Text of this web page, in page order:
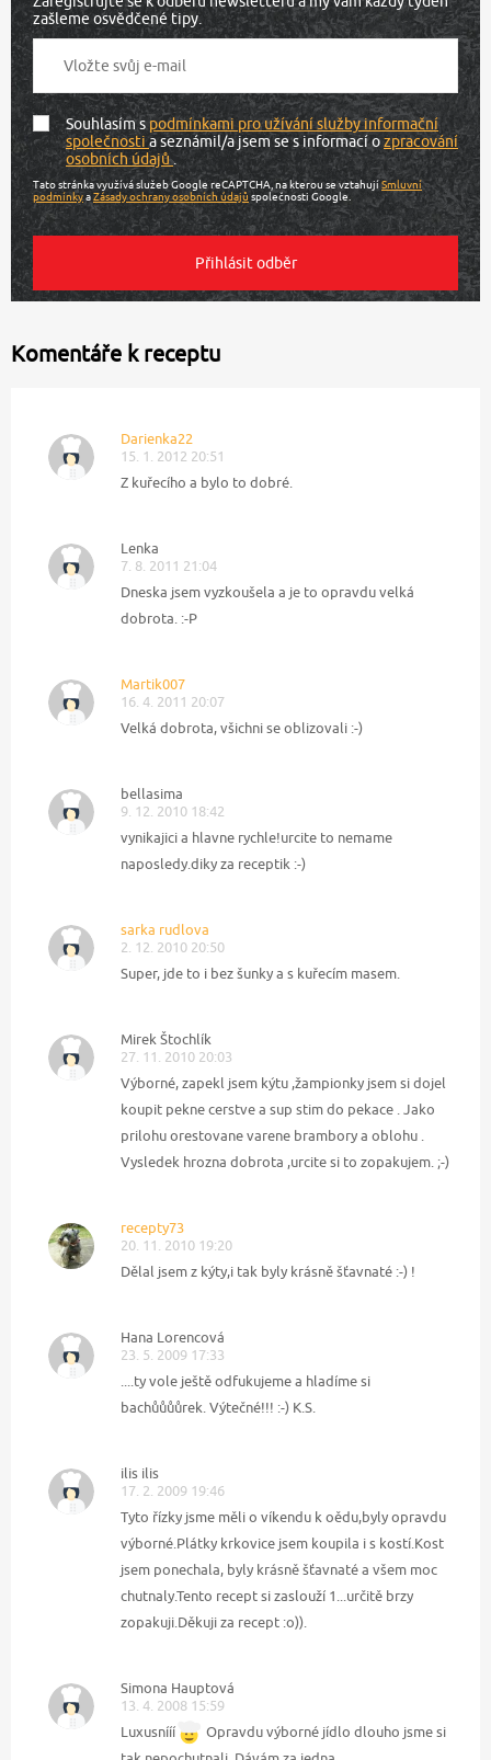
zašleme osvědčené tipy.
Souhlasím spodmínkami pro užívání služby informační
společnostia seznámil/a jsem se s informací ozpracování
osobních údajů.
Tato stránka využívá služeb Google reCAPTCHA, na kterou se vztahujíSmluvní
podmínkyaZásady ochrany osobních údajů společnosti Google.
Komentáře k receptu
Darienka22
15. 1. 2012 20:51
Z kuřecího a bylo to dobré.
Lenka
7. 8. 2011 21:04
Dneska jsem vyzkoušela a je to opravdu velká
dobrota. :-P
Martik007
16. 4. 2011 20:07
Velká dobrota, všichni se oblizovali :-)
bellasima
9. 12. 2010 18:42
vynikajici a hlavne rychle!urcite to nemame
naposledy.diky za receptik :-)
sarka rudlova
2. 12. 2010 20:50
Super, jde to i bez šunky a s kuřecím masem.
Mirek Štochlík
27. 11. 2010 20:03
Výborné, zapekl jsem kýtu ,žampionky jsem si dojel
koupit pekne cerstve a sup stim do pekace . Jako
prilohu orestovane varene brambory a oblohu .
Vysledek hrozna dobrota ,urcite si to zopakujem. ;-)
recepty73
20. 11. 2010 19:20
Dělal jsem z kýty,i tak byly krásně šťavnaté :-) !
Hana Lorencová
23. 5. 2009 17:33
....ty vole ještě odfukujeme a hladíme si
bachůůůůrek. Výtečné!!! :-) K.S.
ilis ilis
17. 2. 2009 19:46
Tyto řízky jsme měli o víkendu k oědu,byly opravdu
výborné.Plátky krkovice jsem koupila i s kostí.Kost
jsem ponechala, byly krásně šťavnaté a všem moc
chutnaly.Tento recept si zaslouží 1...určitě brzy
zopakuji.Děkuji za recept :o)).
Simona Hauptová
13. 4. 2008 15:59
Luxusnííí
Opravdu výborné jídlo dlouho jsme si